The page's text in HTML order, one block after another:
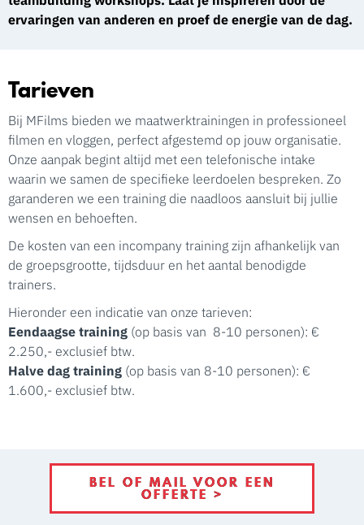
ervaringen van anderen en proef de energie van de dag.
Tarieven
Bij MFilms bieden we maatwerktrainingen in professioneel
filmen en vloggen, perfect afgestemd op jouw organisatie.
Onze aanpak begint altijd met een telefonische intake
waarin we samen de specifieke leerdoelen bespreken. Zo
garanderen we een training die naadloos aansluit bij jullie
wensen en behoeften.
De kosten van een incompany training zijn afhankelijk van
de groepsgrootte, tijdsduur en het aantal benodigde
trainers.
Hieronder een indicatie van onze tarieven:
Eendaagse training (op basis van 8-10 personen): €
2.250,- exclusief btw.
Halve dag training (op basis van 8-10 personen): €
1.600,- exclusief btw.
BEL OF MAIL VOOR EEN
OFFERTE >